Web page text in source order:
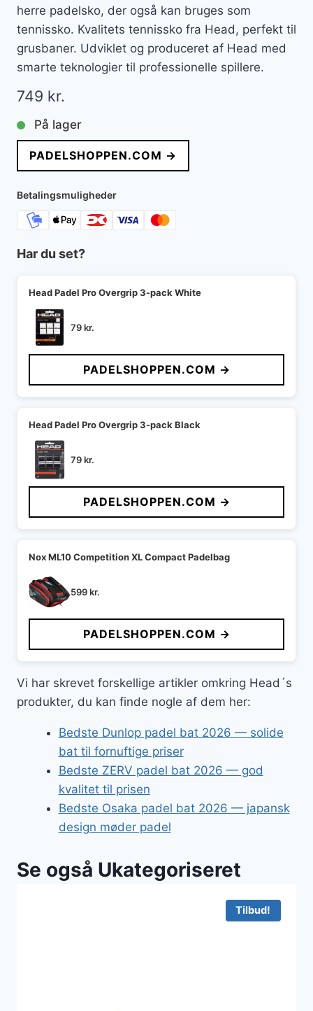
herre padelsko, der også kan bruges som
tennissko. Kvalitets tennissko fra Head, perfekt til
grusbaner. Udviklet og produceret af Head med
smarte teknologier til professionelle spillere.
749 kr.
På lager
PADELSHOPPEN.COM →
Betalingsmuligheder
Har du set?
Head Padel Pro Overgrip 3-pack White
79kr.
PADELSHOPPEN.COM →
Head Padel Pro Overgrip 3-pack Black
79kr.
PADELSHOPPEN.COM →
Nox ML10 Competition XL Compact Padelbag
599kr.
PADELSHOPPEN.COM →
Vi har skrevet forskellige artikler omkring Head´s
produkter, du kan finde nogle af dem her:
Bedste Dunlop padel bat 2026 — solide
bat til fornuftige priser
Bedste ZERV padel bat 2026 — god
kvalitet til prisen
Bedste Osaka padel bat 2026 — japansk
design møder padel
Se også Ukategoriseret
Tilbud!